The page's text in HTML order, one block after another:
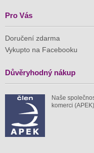
Pro Vás
Doručení zdarma
Vykupto na Facebooku
Důvěryhodný nákup
Naše
komerci (APEK)